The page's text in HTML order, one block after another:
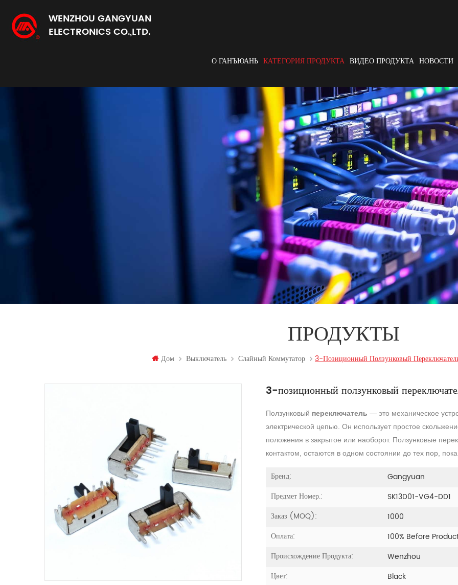
WENZHOU GANGYUAN
ELECTRONICS CO.,LTD.
О ГАНЪЮАНЬ КАТЕГОРИЯ ПРОДУКТА ВИДЕО ПРОДУКТА НОВОСТИ
ПРОДУКТЫ
Дом Выключатель Слайный Коммутатор 3-Позиционный Ползунковый
3-позиционный ползунковый
Ползунковый переключатель — это механическое
электрической цепью. Он использует простое
положения в закрытое или наоборот. Ползунковые
контактом, остаются в одном состоянии до тех пор,
Бренд:
Gangyuan
Предмет Номер.:
SK13D01-VG4-DD1
Заказ (MOQ):
1000
Оплата:
100% Before
Происхождение Продукта:
Wenzhou
Цвет:
Black